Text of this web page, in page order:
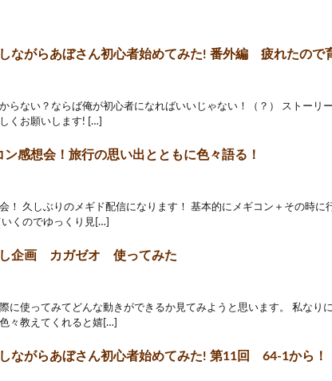
ながらあぼさん初心者始めてみた! 番外編 疲れたので
らない？ならば俺が初心者になればいいじゃない！（？） ストーリ
くお願いします! […]
ン感想会！旅行の思い出とともに色々語る！
！ 久しぶりのメギド配信になります！ 基本的にメギコン＋その時に
くのでゆっくり見[…]
し企画 カガゼオ 使ってみた
に使ってみてどんな動きができるか見てみようと思います。 私なり
々教えてくれると嬉[…]
ながらあぼさん初心者始めてみた! 第11回 64-1から！